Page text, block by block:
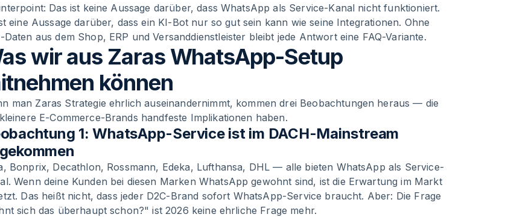
Das ist keine Aussage darüber, dass WhatsApp als Service-Kanal nicht funktioniert.
eine Aussage darüber, dass ein KI-Bot nur so gut sein kann wie seine Integrationen. Ohne
Daten aus dem Shop, ERP und Versanddienstleister bleibt jede Antwort eine FAQ-Variante.
wir aus Zaras WhatsApp-Setup
können
man Zaras Strategie ehrlich auseinandernimmt, kommen drei Beobachtungen heraus — die
E-Commerce-Brands handfeste Implikationen haben.
1: WhatsApp-Service ist im DACH-Mainstream
Bonprix, Decathlon, Rossmann, Edeka, Lufthansa, DHL — alle bieten WhatsApp als Service-
Wenn deine Kunden bei diesen Marken WhatsApp gewohnt sind, ist die Erwartung im Markt
Das heißt nicht, dass jeder D2C-Brand sofort WhatsApp-Service braucht. Aber: Die Frage
sich das überhaupt schon?" ist 2026 keine ehrliche Frage mehr.